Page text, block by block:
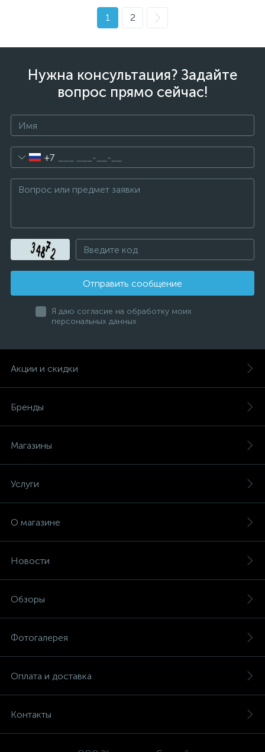
1 2
Нужна консультация? Задайте
вопрос прямо сейчас!
+7
Отправить сообщение
Я даю согласие на обработку моих
персональных данных
Акции и скидки
Бренды
Магазины
Услуги
О магазине
Новости
Обзоры
Фотогалерея
Оплата и доставка
Контакты